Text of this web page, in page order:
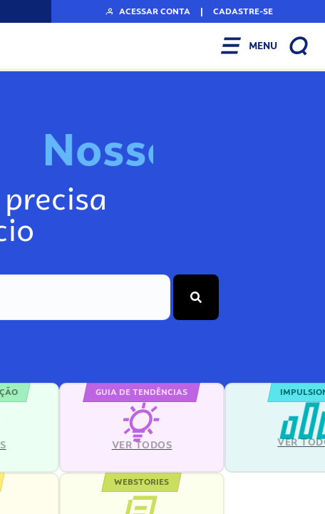
ACESSAR CONTA | CADASTRE-SE
MENU
Nosso
GUIA DE TENDÊNCIAS
VER TODOS VER
WEBSTORIES